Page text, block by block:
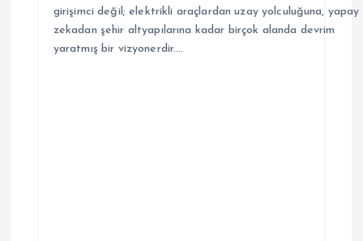
girişimci değil; elektrikli araçlardan uzay yolculuğuna, yapay
zekadan şehir altyapılarına kadar birçok alanda devrim
yaratmış bir vizyonerdir.…